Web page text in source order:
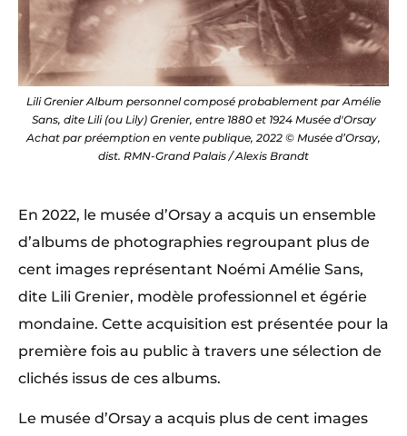
Lili Grenier Album personnel composé probablement par Amélie
Sans, dite Lili (ou Lily) Grenier, entre 1880 et 1924 Musée d'Orsay
Achat par préemption en vente publique, 2022 © Musée d’Orsay,
dist. RMN-Grand Palais / Alexis Brandt
En 2022, le musée d’Orsay a acquis un ensemble
d’albums de photographies regroupant plus de
cent images représentant Noémi Amélie Sans,
dite Lili Grenier, modèle professionnel et égérie
mondaine. Cette acquisition est présentée pour la
première fois au public à travers une sélection de
clichés issus de ces albums.
Le musée d’Orsay a acquis plus de cent images